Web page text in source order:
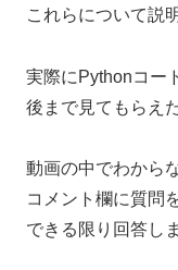
これらについて説
実際にPythonコー
後まで見てもらえ
動画の中でわから
コメント欄に質問
できる限り回答し